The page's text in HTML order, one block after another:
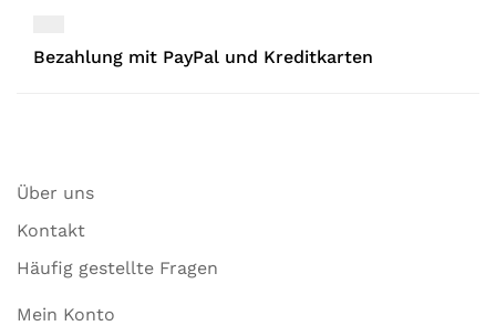
Bezahlung mit PayPal und Kreditkarten
Über uns
Kontakt
Häufig gestellte Fragen
Mein Konto